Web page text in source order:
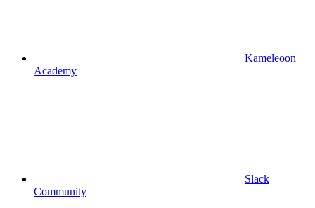
Kameleoon
Academy
Slack
Community